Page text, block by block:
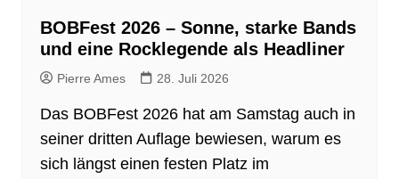
BOBFest 2026 – Sonne, starke Bands
und eine Rocklegende als Headliner
Pierre Ames 28. Juli 2026
Das BOBFest 2026 hat am Samstag auch in
seiner dritten Auflage bewiesen, warum es
sich längst einen festen Platz im